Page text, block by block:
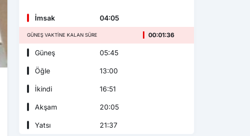
İmsak 04:05
GÜNEŞ VAKTINE KALAN SÜRE 00:01:34
Güneş 05:45
Öğle 13:00
İkindi 16:51
Akşam 20:05
Yatsı 21:37